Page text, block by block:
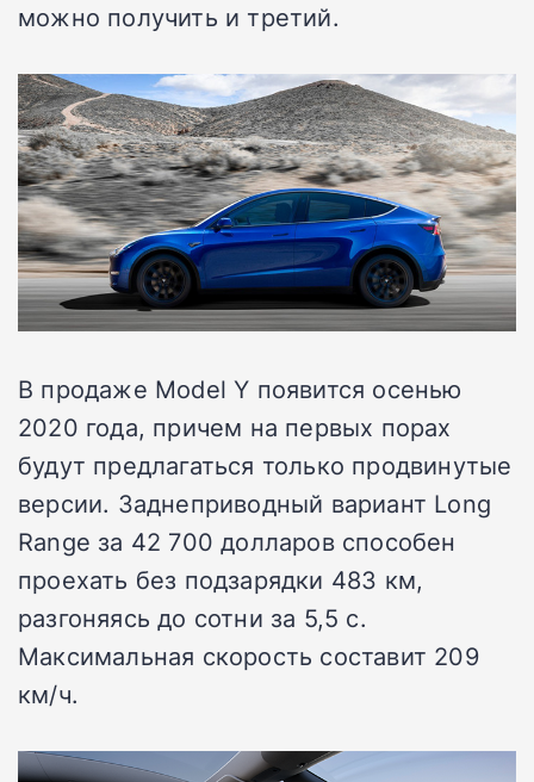
можно получить и третий.
В продаже Model Y появится осенью
2020 года, причем на первых порах
будут предлагаться только продвинутые
версии. Заднеприводный вариант Long
Range за 42 700 долларов способен
проехать без подзарядки 483 км,
разгоняясь до сотни за 5,5 с.
Максимальная скорость составит 209
км/ч.